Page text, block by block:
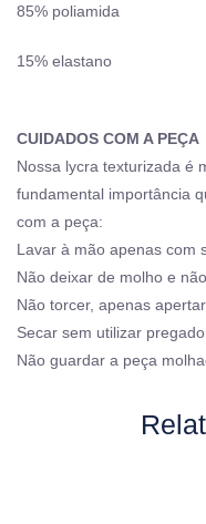
85% poliamida
15% elastano
CUIDADOS COM A PEÇA
Nossa lycra texturizada é
fundamental importância
com a peça:
Lavar à mão apenas com
Não deixar de molho e
Não torcer, apenas
Secar sem utilizar
Não guardar a peça